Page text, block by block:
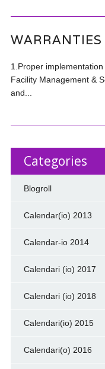
WARRANTIES
1.Proper
Facility Management &
and...
Categories
Blogroll
Calendar(io) 2013
Calendar-io 2014
Calendari (io) 2017
Calendari (io) 2018
Calendari(io) 2015
Calendari(o) 2016